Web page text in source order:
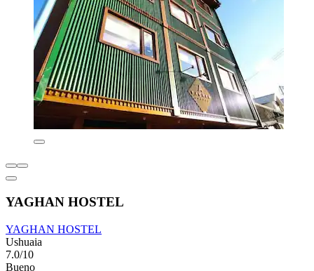
YAGHAN HOSTEL
YAGHAN HOSTEL
Ushuaia
7.0/10
Bueno